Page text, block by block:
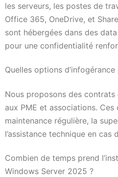
les serveurs, les postes de
Office 365, OneDrive, et
sont hébergées dans des
pour une confidentialité
Quelles options
Nous proposons des contrats
aux PME et associations.
maintenance régulière, la
l’assistance technique en cas
Combien de temps prend
Windows Server 2025 ?